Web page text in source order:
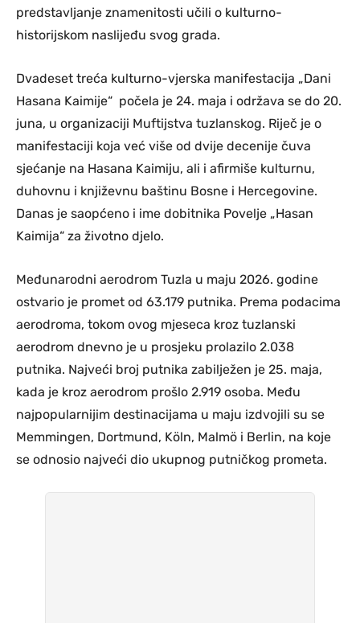
predstavljanje znamenitosti učili o kulturno-
historijskom naslijeđu svog grada.
Dvadeset treća kulturno-vjerska manifestacija „Dani
Hasana Kaimije“ počela je 24. maja i održava se do 20.
juna, u organizaciji Muftijstva tuzlanskog. Riječ je o
manifestaciji koja već više od dvije decenije čuva
sjećanje na Hasana Kaimiju, ali i afirmiše kulturnu,
duhovnu i književnu baštinu Bosne i Hercegovine.
Danas je saopćeno i ime dobitnika Povelje „Hasan
Kaimija“ za životno djelo.
Međunarodni aerodrom Tuzla u maju 2026. godine
ostvario je promet od 63.179 putnika. Prema podacima
aerodroma, tokom ovog mjeseca kroz tuzlanski
aerodrom dnevno je u prosjeku prolazilo 2.038
putnika. Najveći broj putnika zabilježen je 25. maja,
kada je kroz aerodrom prošlo 2.919 osoba. Među
najpopularnijim destinacijama u maju izdvojili su se
Memmingen, Dortmund, Köln, Malmö i Berlin, na koje
se odnosio najveći dio ukupnog putničkog prometa.